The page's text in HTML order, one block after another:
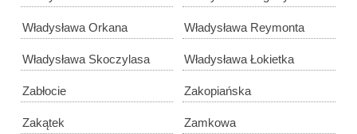
Władysława Orkana Władysława Reymonta
Władysława Skoczylasa Władysława Łokietka
Zabłocie Zakopiańska
Zakątek Zamkowa